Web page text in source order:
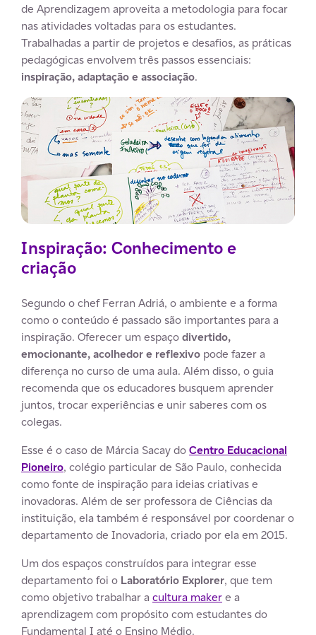
de Aprendizagem aproveita a metodologia para focar
nas atividades voltadas para os estudantes.
Trabalhadas a partir de projetos e desafios, as práticas
pedagógicas envolvem três passos essenciais:
inspiração, adaptação e associação.
Inspiração: Conhecimento e
criação
Segundo o chef Ferran Adriá, o ambiente e a forma
como o conteúdo é passado são importantes para a
inspiração. Oferecer um espaçodivertido,
emocionante, acolhedor e reflexivo pode fazer a
diferença no curso de uma aula. Além disso, o guia
recomenda que os educadores busquem aprender
juntos, trocar experiências e unir saberes com os
colegas.
Esse é o caso de Márcia Sacay doCentro Educacional
Pioneiro, colégio particular de São Paulo, conhecida
como fonte de inspiração para ideias criativas e
inovadoras. Além de ser professora de Ciências da
instituição, ela também é responsável por coordenar o
departamento de Inovadoria, criado por ela em 2015.
Um dos espaços construídos para integrar esse
departamento foi o Laboratório Explorer, que tem
como objetivo trabalhar a cultura makere a
aprendizagem com propósito com estudantes do
Fundamental I até o Ensino Médio.